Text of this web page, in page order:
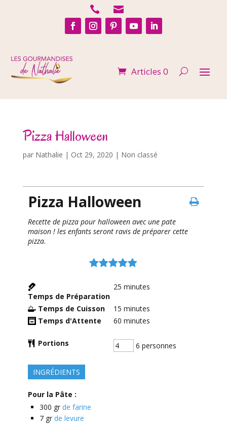
 
Articles 0
Pizza Halloween
par Nathalie | Oct 29, 2020 | Non classé
Pizza Halloween
Recette de pizza pour halloween avec une pate
maison ! les enfants seront ravis de préparer cette
pizza.
Temps de Préparation
25 minutes
Temps de Cuisson 15 minutes
Temps d'Attente
60 minutes
Portions 6 personnes
INGRÉDIENTS
Pour la Pâte :
300 gr de farine
7 gr de levure